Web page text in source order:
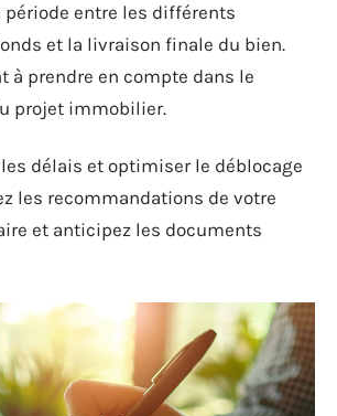
période entre les différents
et la livraison finale du bien.
à prendre en compte dans le
projet immobilier.
délais et optimiser le déblocage
les recommandations de votre
et anticipez les documents